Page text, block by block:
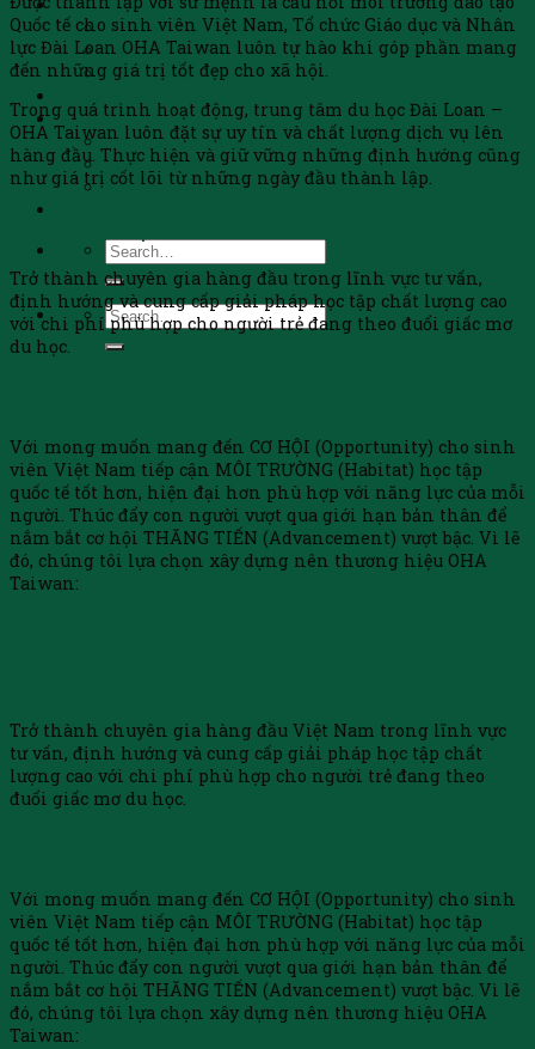
HỖ TRỢ HỌC BỔNG
HỌC BỔNG CHÍNH PHỦ
HỌC BỔNG TRƯỜNG
HỌC BỔNG TAIWAN ICDF
BLOG’S OHA
Tin tức & Sự kiện
Cẩm nang
Tuyển dụng
Quốc tế cho sinh viên Việt Nam, Tổ chức Giáo dục và Nhân
lực Đài Loan OHA Taiwan luôn tự hào khi góp phần mang
đến những giá trị tốt đẹp cho xã hội.
Trong quá trình hoạt động, trung tâm du học Đài Loan –
OHA Taiwan luôn đặt sự uy tín và chất lượng dịch vụ lên
hàng đầu. Thực hiện và giữ vững những định hướng cũng
như giá trị cốt lõi từ những ngày đầu thành lập.
Trở thành chuyên gia hàng đầu trong lĩnh vực tư vấn,
định hướng và cung cấp giải pháp học tập chất lượng cao
với chi phí phù hợp cho người trẻ đang theo đuổi giấc mơ
du học.
Với mong muốn mang đến CƠ HỘI (Opportunity) cho sinh
viên Việt Nam tiếp cận MÔI TRƯỜNG (Habitat) học tập
quốc tế tốt hơn, hiện đại hơn phù hợp với năng lực của mỗi
người. Thúc đẩy con người vượt qua giới hạn bản thân để
nắm bắt cơ hội THĂNG TIẾN (Advancement) vượt bậc. Vì lẽ
đó, chúng tôi lựa chọn xây dựng nên thương hiệu OHA
Taiwan:
Trở thành chuyên gia hàng đầu Việt Nam trong lĩnh vực
tư vấn, định hướng và cung cấp giải pháp học tập chất
lượng cao với chi phí phù hợp cho người trẻ đang theo
đuổi giấc mơ du học.
Với mong muốn mang đến CƠ HỘI (Opportunity) cho sinh
viên Việt Nam tiếp cận MÔI TRƯỜNG (Habitat) học tập
quốc tế tốt hơn, hiện đại hơn phù hợp với năng lực của mỗi
người. Thúc đẩy con người vượt qua giới hạn bản thân để
nắm bắt cơ hội THĂNG TIẾN (Advancement) vượt bậc. Vì lẽ
đó, chúng tôi lựa chọn xây dựng nên thương hiệu OHA
Taiwan: